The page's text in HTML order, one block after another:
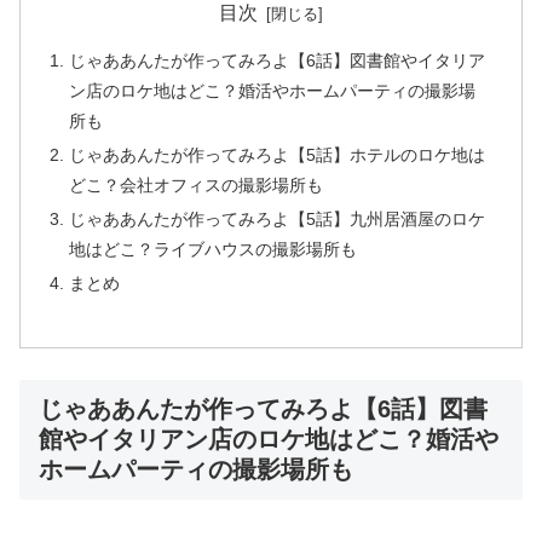
目次
じゃああんたが作ってみろよ【6話】図書館やイタリア
ン店のロケ地はどこ？婚活やホームパーティの撮影場
所も
じゃああんたが作ってみろよ【5話】ホテルのロケ地は
どこ？会社オフィスの撮影場所も
じゃああんたが作ってみろよ【5話】九州居酒屋のロケ
地はどこ？ライブハウスの撮影場所も
まとめ
じゃああんたが作ってみろよ【6話】図書
館やイタリアン店のロケ地はどこ？婚活や
ホームパーティの撮影場所も